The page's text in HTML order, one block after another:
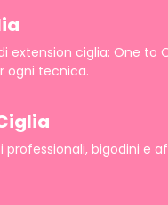
extension ciglia: One to
ogni tecnica.
bigodini e